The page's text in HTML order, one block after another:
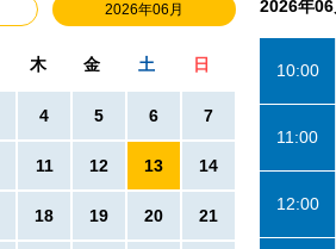
2026年06月
木 金 土 日
4 5 6 7
11 12 13 14
18 19 20 21
2026年06
10:00
11:00
12:00